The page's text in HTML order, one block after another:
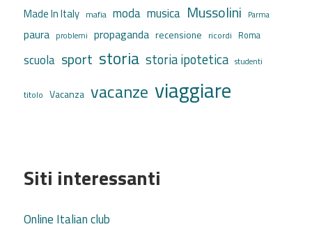
Made In Italy mafia moda musica Mussolini Parma
paura problemi propaganda recensione ricordi Roma
scuola sport storia storia ipotetica studenti
titolo Vacanza vacanze viaggiare
Siti interessanti
Online Italian club